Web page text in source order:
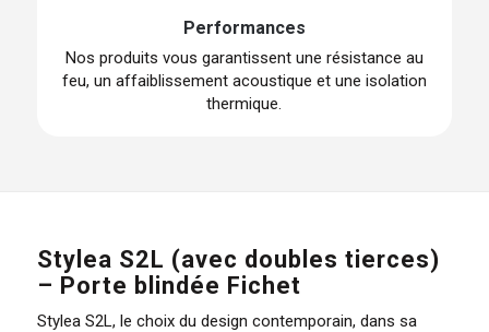
Performances
Nos produits vous garantissent une résistance au
feu, un affaiblissement acoustique et une isolation
thermique.
Stylea S2L (avec doubles tierces)
– Porte blindée Fichet
Stylea S2L, le choix du design contemporain, dans sa